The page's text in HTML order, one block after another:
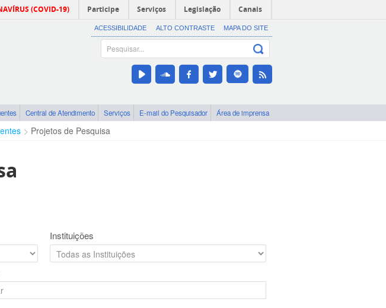
(COVID-19) Participe Serviços Legislação Canais
ACESSIBILIDADE ALTO CONTRASTE MAPA DO SITE
Central de Atendimento Serviços E-mail do Pesquisador Área de imprensa
Projetos de Pesquisa
Instituições